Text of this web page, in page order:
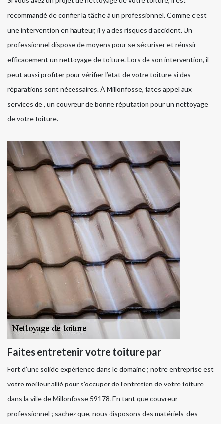
recommandé de confier la tâche à un professionnel. Comme c’est
une intervention en hauteur, il y a des risques d’accident. Un
professionnel dispose de moyens pour se sécuriser et réussir
efficacement un nettoyage de toiture. Lors de son intervention, il
peut aussi profiter pour vérifier l’état de votre toiture si des
réparations sont nécessaires. À Millonfosse, fates appel aux
services de , un couvreur de bonne réputation pour un nettoyage
de votre toiture.
Faites entretenir votre toiture par
Fort d’une solide expérience dans le domaine ; notre entreprise est
votre meilleur allié pour s’occuper de l’entretien de votre toiture
dans la ville de Millonfosse 59178. En tant que couvreur
professionnel ; sachez que, nous disposons des matériels, des